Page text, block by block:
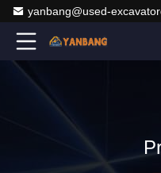
yanbang@used-